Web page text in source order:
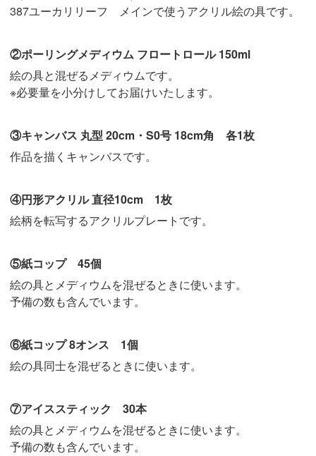
387ユーカリリーフ メインで使うアクリル絵の具です。
②ポーリングメディウム フロートロール 150ml
絵の具と混ぜるメディウムです。
※必要量を小分けしてお届けいたします。
③キャンバス 丸型 20cm・S0号 18cm角 各1枚
作品を描くキャンバスです。
④円形アクリル 直径10cm 1枚
絵柄を転写するアクリルプレートです。
⑤紙コップ 45個
絵の具とメディウムを混ぜるときに使います。
予備の数も含んでいます。
⑥紙コップ 8オンス 1個
絵の具同士を混ぜるときに使います。
⑦アイススティック 30本
絵の具とメディウムを混ぜるときに使います。
予備の数も含んでいます。